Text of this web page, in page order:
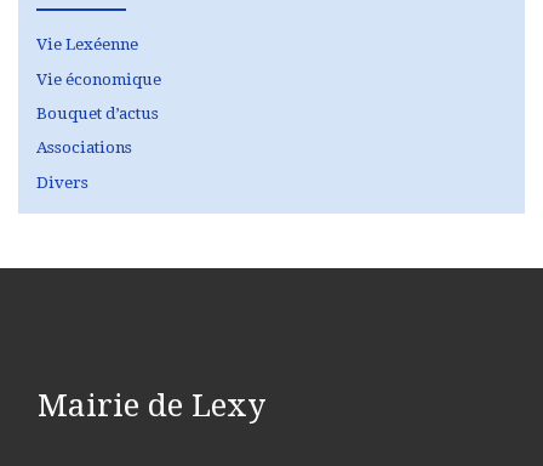
Vie Lexéenne
Vie économique
Bouquet d’actus
Associations
Divers
Mairie de Lexy